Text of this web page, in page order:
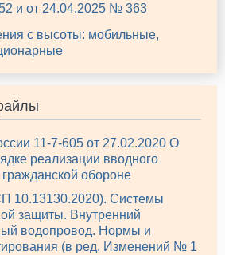
и от 24.04.2025 № 363
с высоты: мобильные,
11-7-605 от 27.02.2020 О
реализации вводного
гражданской обороне
10.13130.2020). Системы
защиты. Внутренний
водопровод. Нормы и
(в ред. Изменений № 1